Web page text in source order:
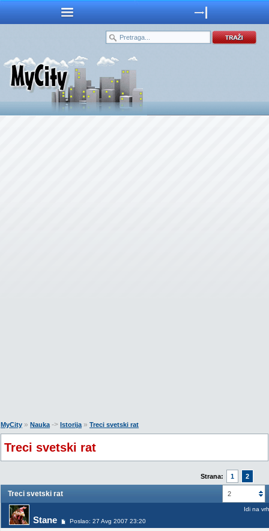
MyCity » Nauka-> Istorija» Treci svetski rat
Treci svetski rat
Strana: 1 2
2
Treci svetski rat
Stane Poslao: 27 Avg 2007 23:20
Idi na vrh